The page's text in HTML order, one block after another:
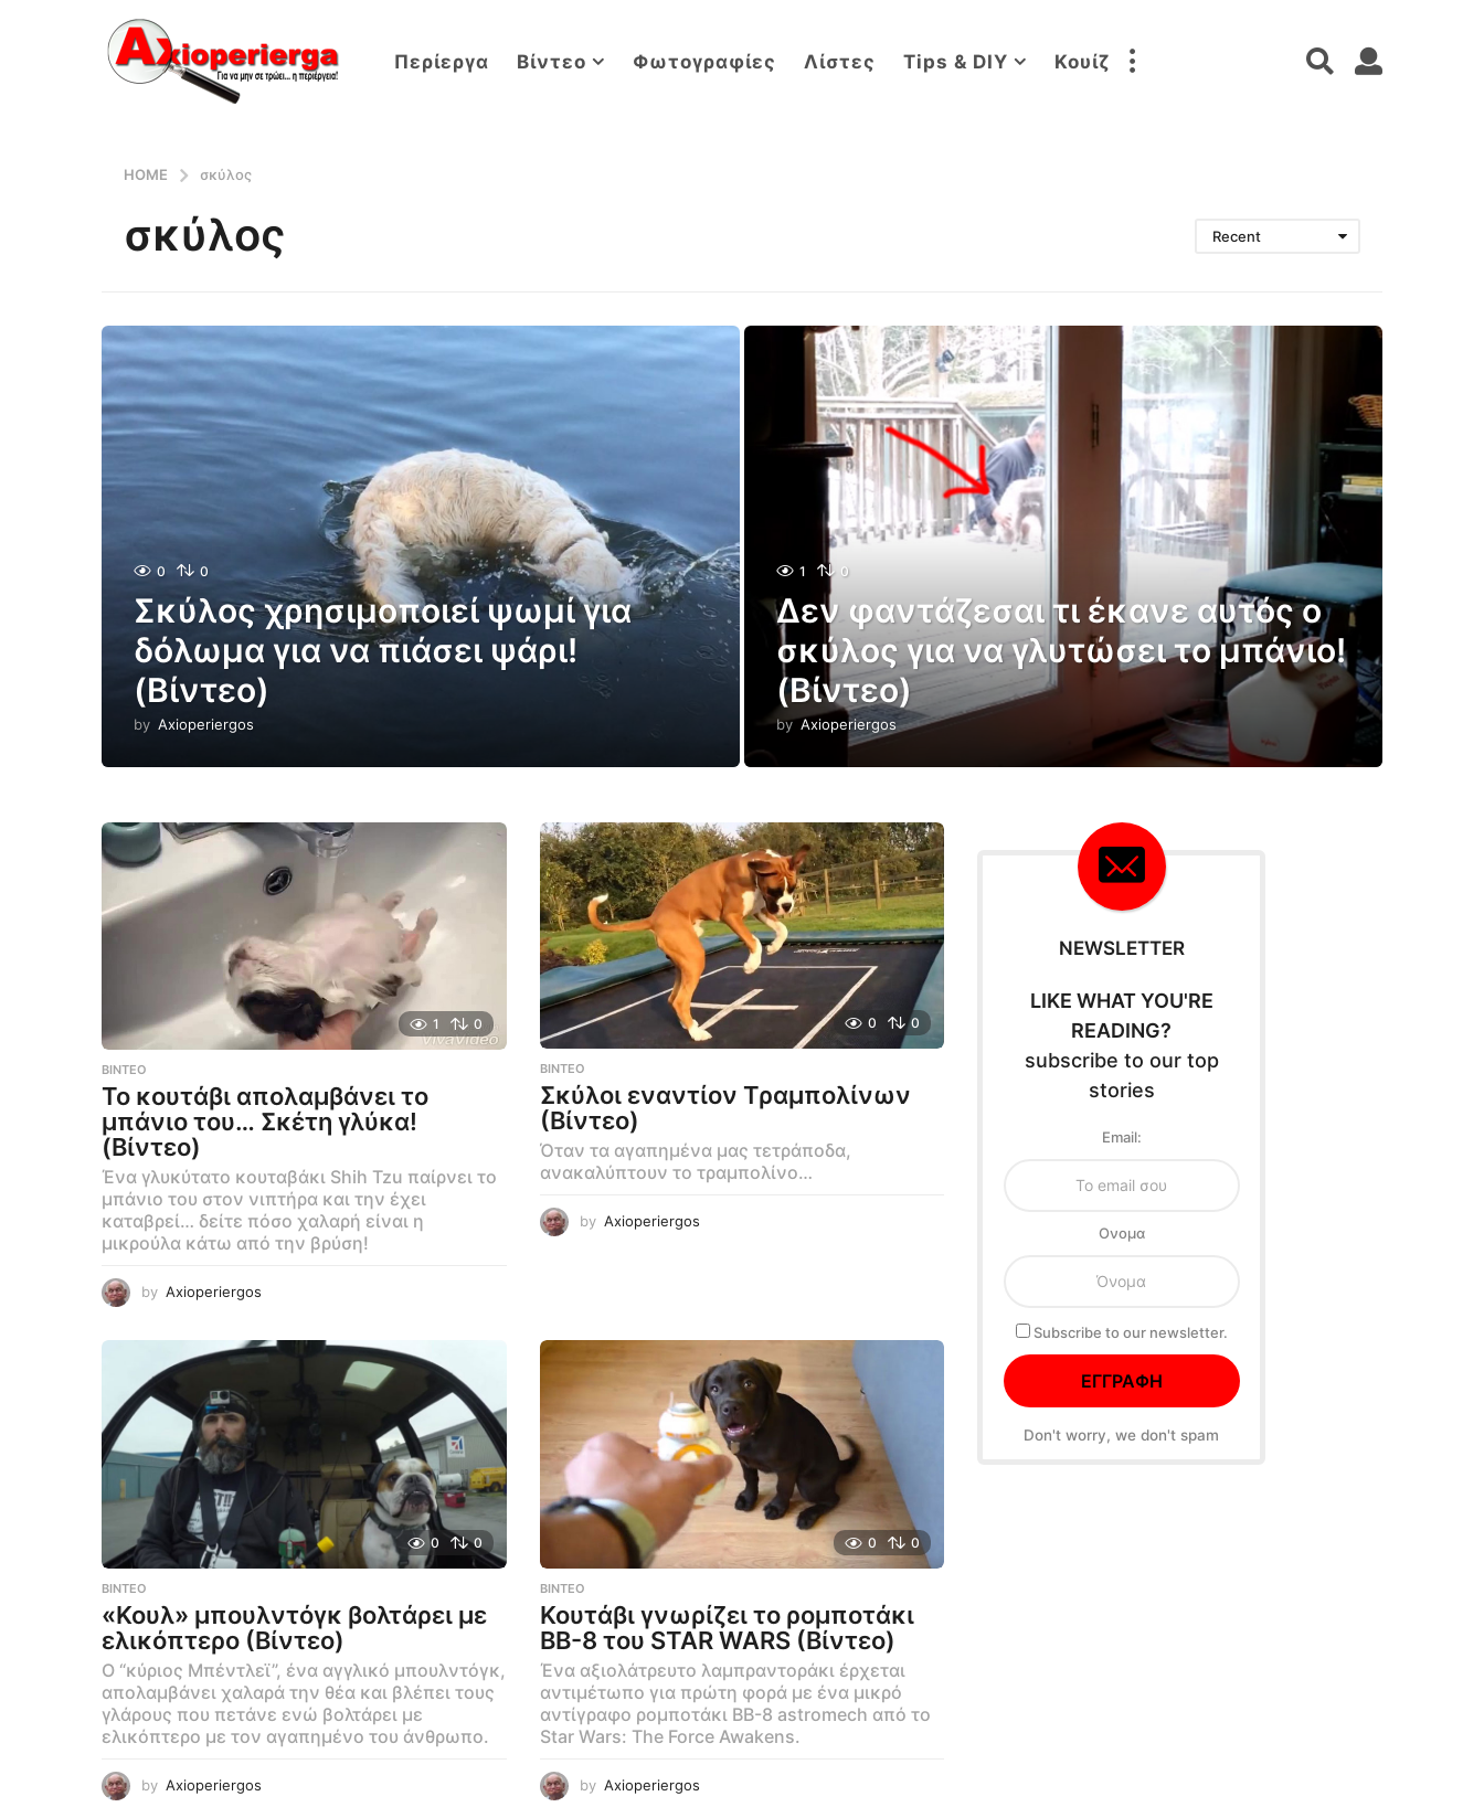
Περίεργα Βίντεο Φωτογραφίες Λίστες Tips & DIY Κουίζ
HOME σκύλος
σκύλος Recent
0 0
Σκύλος χρησιμοποιεί ψωμί για
δόλωμα για να πιάσει ψάρι!
(Βίντεο)
by Axioperiergos
1 0
Δεν φαντάζεσαι τι έκανε αυτός ο
σκύλος για να γλυτώσει το μπάνιο!
(Βίντεο)
by Axioperiergos
1 0
ΒΊΝΤΕΟ
To κουτάβι απολαμβάνει το
μπάνιο του… Σκέτη γλύκα!
(Βίντεο)
Ένα γλυκύτατο κουταβάκι Shih Tzu παίρνει το
μπάνιο του στον νιπτήρα και την έχει
καταβρεί… δείτε πόσο χαλαρή είναι η
μικρούλα κάτω από την βρύση!
by Axioperiergos
0 0
ΒΊΝΤΕΟ
Σκύλοι εναντίον Τραμπολίνων
(Βίντεο)
Όταν τα αγαπημένα μας τετράποδα,
ανακαλύπτουν το τραμπολίνο…
by Axioperiergos
0 0
ΒΊΝΤΕΟ
«Κουλ» μπουλντόγκ βολτάρει με
ελικόπτερο (Βίντεο)
Ο “κύριος Μπέντλεϊ”, ένα αγγλικό μπουλντόγκ,
απολαμβάνει χαλαρά την θέα και βλέπει τους
γλάρους που πετάνε ενώ βολτάρει με
ελικόπτερο με τον αγαπημένο του άνθρωπο.
by Axioperiergos
0 0
ΒΊΝΤΕΟ
Κουτάβι γνωρίζει το ρομποτάκι
BB-8 του STAR WARS (Βίντεο)
Ένα αξιολάτρευτο λαμπραντοράκι έρχεται
αντιμέτωπο για πρώτη φορά με ένα μικρό
αντίγραφο ρομποτάκι BB-8 astromech από το
Star Wars: The Force Awakens.
by Axioperiergos
NEWSLETTER
LIKE WHAT YOU'RE
READING?
subscribe to our top
stories
Email:
Oνομα
Subscribe to our newsletter.
Don't worry, we don't spam